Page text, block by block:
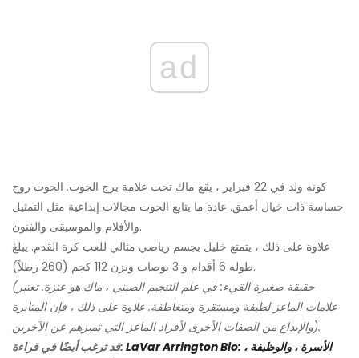
ad
كونه ولد في 22 فبراير ، يقع ماك تحت علامة برج الحوت. الحوت روح
حساسة ذات خيال أعمق. عادة ما يتابع الحوت مجالات إبداعية مثل التمثيل
والأفلام والموسيقى والفنون.
علاوة على ذلك ، يتمتع خليل بجسم رياضي مثالي للعب كرة القدم. يبلغ
طوله 6 أقدام و 3 بوصات ويزن 112 كجم (260 رطلاً).
(حقيقة صغيرة القيء: في علم التنجيم الصيني ، ماك هو عنزة. تعتبر
علامات الماعز لطيفة ومستقرة ومتعاطفة. علاوة على ذلك ، فإن المثابرة
والإبداع من الصفات الأخرى لأفراد الماعز التي تميزهم عن الآخرين).
قد ترغب أيضًا في قراءة: LaVar Arrington Bio: الأسرة ، والوظيفة ،